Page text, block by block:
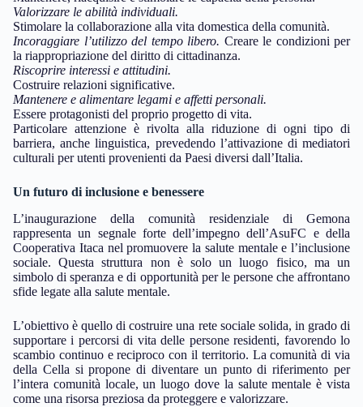
Valorizzare le abilità individuali.
Stimolare la collaborazione alla vita domestica della comunità.
Incoraggiare l’utilizzo del tempo libero. Creare le condizioni per
la riappropriazione del diritto di cittadinanza.
Riscoprire interessi e attitudini.
Costruire relazioni significative.
Mantenere e alimentare legami e affetti personali.
Essere protagonisti del proprio progetto di vita.
Particolare attenzione è rivolta alla riduzione di ogni tipo di
barriera, anche linguistica, prevedendo l’attivazione di mediatori
culturali per utenti provenienti da Paesi diversi dall’Italia.
Un futuro di inclusione e benessere
L’inaugurazione della comunità residenziale di Gemona
rappresenta un segnale forte dell’impegno dell’AsuFC e della
Cooperativa Itaca nel promuovere la salute mentale e l’inclusione
sociale. Questa struttura non è solo un luogo fisico, ma un
simbolo di speranza e di opportunità per le persone che affrontano
sfide legate alla salute mentale.
L’obiettivo è quello di costruire una rete sociale solida, in grado di
supportare i percorsi di vita delle persone residenti, favorendo lo
scambio continuo e reciproco con il territorio. La comunità di via
della Cella si propone di diventare un punto di riferimento per
l’intera comunità locale, un luogo dove la salute mentale è vista
come una risorsa preziosa da proteggere e valorizzare.